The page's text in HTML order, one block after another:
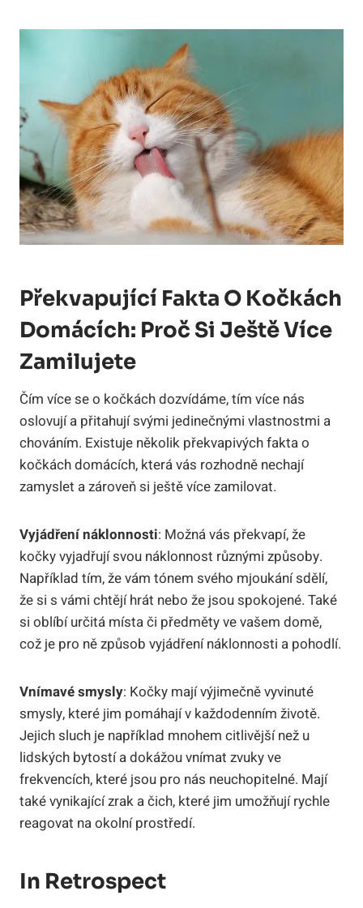
Překvapující Fakta O Kočkách
Domácích: Proč Si Ještě Více
Zamilujete
Čím více se o kočkách dozvídáme, tím více nás
oslovují a přitahují svými jedinečnými vlastnostmi a
chováním. Existuje několik překvapivých fakta o
kočkách domácích, která vás rozhodně nechají
zamyslet a zároveň si ještě více zamilovat.
Vyjádření náklonnosti: Možná vás překvapí, že
kočky vyjadřují svou náklonnost různými způsoby.
Například tím, že vám tónem svého mjoukání sdělí,
že si s vámi chtějí hrát nebo že jsou spokojené. Také
si oblíbí určitá místa či předměty ve vašem domě,
což je pro ně způsob vyjádření náklonnosti a pohodlí.
Vnímavé smysly: Kočky mají výjimečně vyvinuté
smysly, které jim pomáhají v každodenním životě.
Jejich sluch je například mnohem citlivější než u
lidských bytostí a dokážou vnímat zvuky ve
frekvencích, které jsou pro nás neuchopitelné. Mají
také vynikající zrak a čich, které jim umožňují rychle
reagovat na okolní prostředí.
In Retrospect